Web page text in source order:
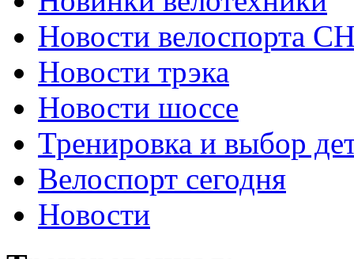
Новости велоспорта
Новости трэка
Новости шоссе
Тренировка и выбор
Велоспорт сегодня
Новости